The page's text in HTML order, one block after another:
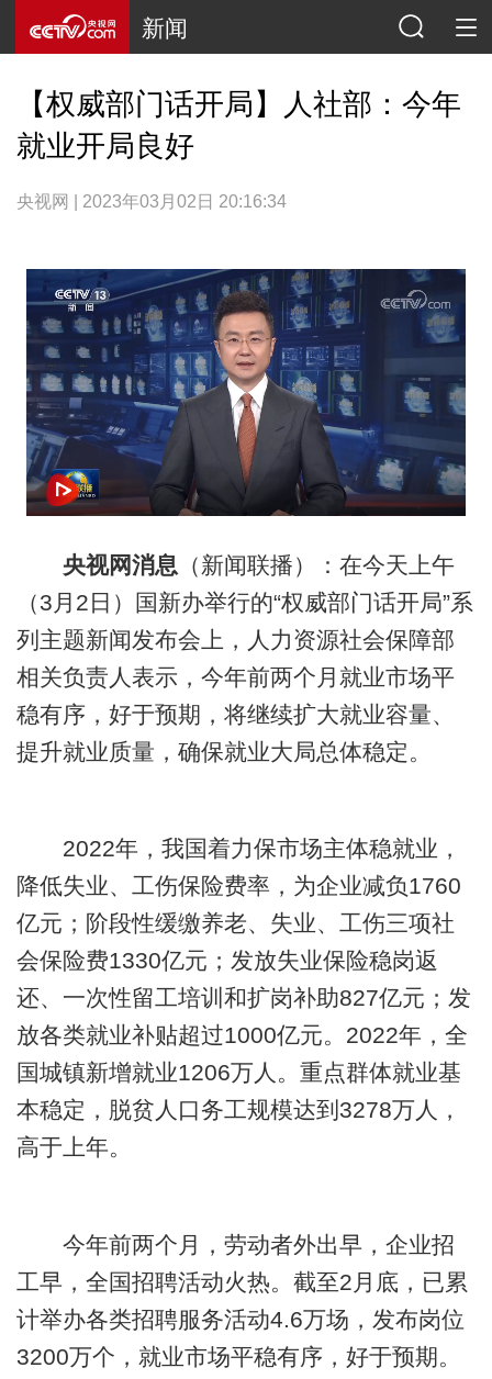
新闻
【权威部门话开局】人社部：今年
就业开局良好
央视网 | 2023年03月02日 20:16:34
央视网消息 （新闻联播）：在今天上午
（3月2日）国新办举行的“权威部门话开局”系
列主题新闻发布会上，人力资源社会保障部
相关负责人表示，今年前两个月就业市场平
稳有序，好于预期，将继续扩大就业容量、
提升就业质量，确保就业大局总体稳定。
2022年，我国着力保市场主体稳就业，
降低失业、工伤保险费率，为企业减负1760
亿元；阶段性缓缴养老、失业、工伤三项社
会保险费1330亿元；发放失业保险稳岗返
还、一次性留工培训和扩岗补助827亿元；发
放各类就业补贴超过1000亿元。2022年，全
国城镇新增就业1206万人。重点群体就业基
本稳定，脱贫人口务工规模达到3278万人，
高于上年。
今年前两个月，劳动者外出早，企业招
工早，全国招聘活动火热。截至2月底，已累
计举办各类招聘服务活动4.6万场，发布岗位
3200万个，就业市场平稳有序，好于预期。